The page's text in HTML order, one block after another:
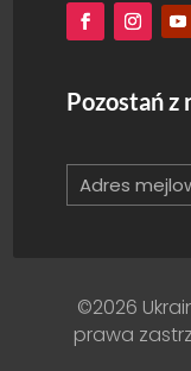
Pozostań z
©2026
prawa